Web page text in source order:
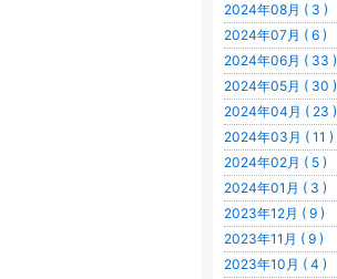
2024年08月 ( 3 )
2024年07月 ( 6 )
2024年06月 ( 33 )
2024年05月 ( 30 )
2024年04月 ( 23 )
2024年03月 ( 11 )
2024年02月 ( 5 )
2024年01月 ( 3 )
2023年12月 ( 9 )
2023年11月 ( 9 )
2023年10月 ( 4 )